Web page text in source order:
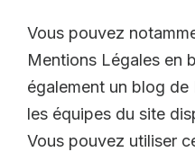
Vous pouvez
Mentions Légales en
également un blog de
les équipes du site
Vous pouvez utiliser